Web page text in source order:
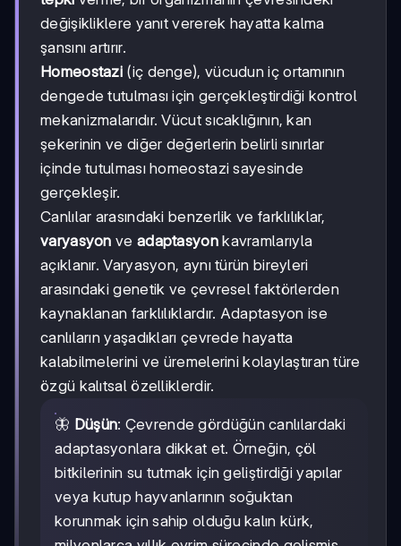
değişikliklere yanıt vererek hayatta kalma
şansını artırır.
Homeostazi (iç denge), vücudun iç ortamının
dengede tutulması için gerçekleştirdiği kontrol
mekanizmalarıdır. Vücut sıcaklığının, kan
şekerinin ve diğer değerlerin belirli sınırlar
içinde tutulması homeostazi sayesinde
gerçekleşir.
Canlılar arasındaki benzerlik ve farklılıklar,
varyasyon ve adaptasyonkavramlarıyla
açıklanır. Varyasyon, aynı türün bireyleri
arasındaki genetik ve çevresel faktörlerden
kaynaklanan farklılıklardır. Adaptasyon ise
canlıların yaşadıkları çevrede hayatta
kalabilmelerini ve üremelerini kolaylaştıran türe
özgü kalıtsal özelliklerdir.
🦋 Düşün: Çevrende gördüğün canlılardaki
adaptasyonlara dikkat et. Örneğin, çöl
bitkilerinin su tutmak için geliştirdiği yapılar
veya kutup hayvanlarının soğuktan
korunmak için sahip olduğu kalın kürk,